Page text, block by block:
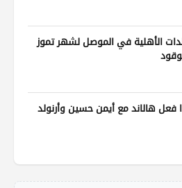
الأهلية في الموصل لشهر تموز
فعل هالاند مع أيمن حسين وأرنولد